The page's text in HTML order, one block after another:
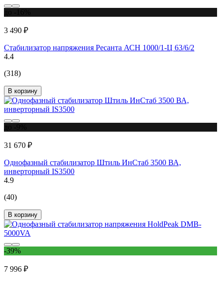
3 490 ₽
Стабилизатор напряжения Ресанта АСН 1000/1-Ц 63/6/2
4.4
(318)
В корзину
31 670 ₽
Однофазный стабилизатор Штиль ИнСтаб 3500 ВА,
инверторный IS3500
4.9
(40)
В корзину
-39%
7 996 ₽